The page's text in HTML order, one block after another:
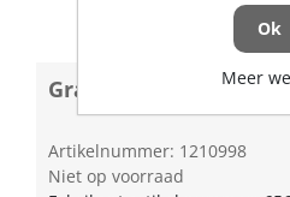
Gras opvangzak
Artikelnummer: 1210998
Niet op voorraad
Ok
Meer